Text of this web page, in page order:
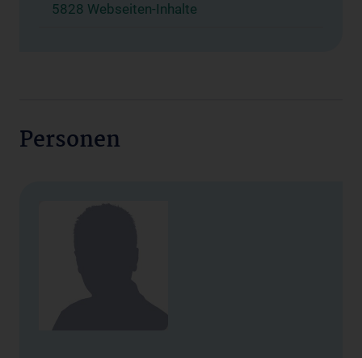
5828 Webseiten-Inhalte
Personen